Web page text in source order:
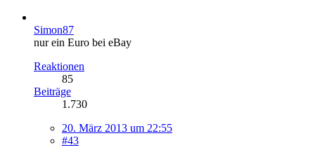
Simon87
nur ein Euro bei eBay
Reaktionen
85
Beiträge
1.730
20. März 2013 um 22:55
#43